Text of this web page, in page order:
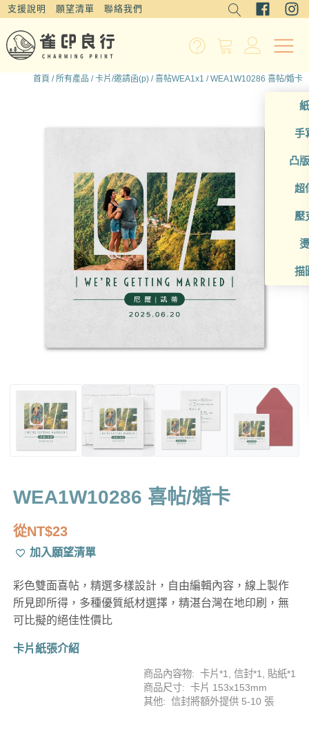
支援說明 願望清單 聯絡我們
手
凸
超
壓
描
首頁 /所有產品 /卡片/邀請函(p) /喜帖WEA1x1 / WEA1W10286 喜帖/婚卡
WEA1W10286 喜帖/婚卡
從NT$23
加入願望清單
彩色雙面喜帖，精選多樣設計，自由編輯內容，線上製作
所見即所得，多種優質紙材選擇，精湛台灣在地印刷，無
可比擬的絕佳性價比
卡片紙張介紹
商品內容物: 卡片*1, 信封*1, 貼紙*1
商品尺寸: 卡片 153x153mm
其他: 信封將額外提供 5-10 張